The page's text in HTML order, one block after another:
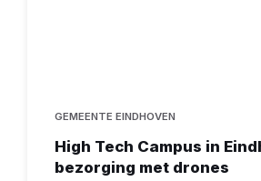
GEMEENTE EINDHOVEN
High Tech Campus in
bezorging met drones